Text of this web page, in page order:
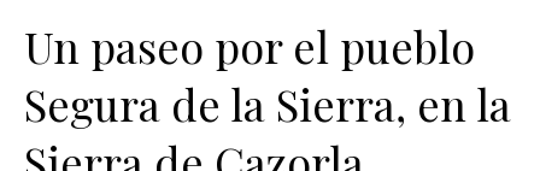
Un paseo por el pueblo
Segura de la Sierra, en la